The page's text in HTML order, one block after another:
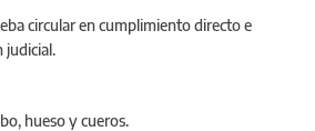
circular en cumplimiento directo e
judicial.
hueso y cueros.